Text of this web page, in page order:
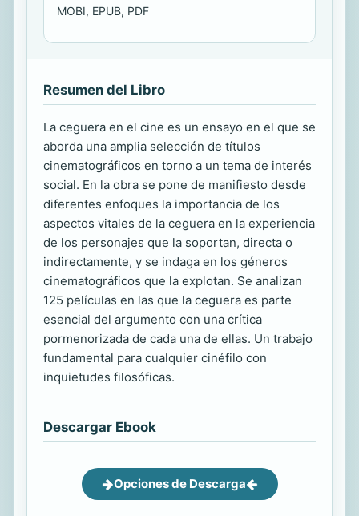
MOBI, EPUB, PDF
Resumen del Libro
La ceguera en el cine es un ensayo en el que se
aborda una amplia selección de títulos
cinematográficos en torno a un tema de interés
social. En la obra se pone de manifiesto desde
diferentes enfoques la importancia de los
aspectos vitales de la ceguera en la experiencia
de los personajes que la soportan, directa o
indirectamente, y se indaga en los géneros
cinematográficos que la explotan. Se analizan
125 películas en las que la ceguera es parte
esencial del argumento con una crítica
pormenorizada de cada una de ellas. Un trabajo
fundamental para cualquier cinéfilo con
inquietudes filosóficas.
Descargar Ebook
Opciones de Descarga